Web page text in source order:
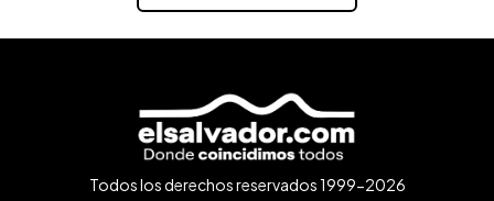
Todos los derechos reservados 1999-2026